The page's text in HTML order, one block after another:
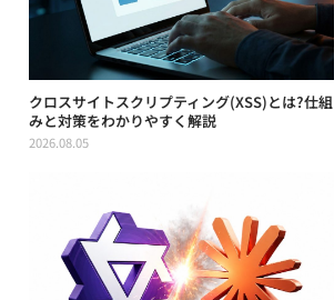
クロスサイトスクリプティング(XSS)とは?仕組
みと対策をわかりやすく解説
2026.08.05